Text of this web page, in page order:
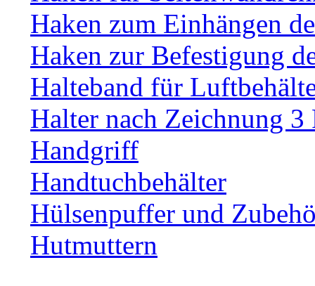
Haken zum Einhängen
Haken zur Befestigung
Halteband für
Halter nach Zeichnung
Handgriff
Handtuchbehälter
Hülsenpuffer und
Hutmuttern